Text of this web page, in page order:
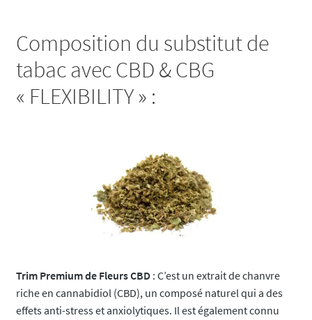
Composition du substitut de
tabac avec CBD & CBG
« FLEXIBILITY » :
Trim Premium de Fleurs CBD: C’est un extrait de chanvre
riche en cannabidiol (CBD), un composé naturel qui a des
effets anti-stress et anxiolytiques. Il est également connu